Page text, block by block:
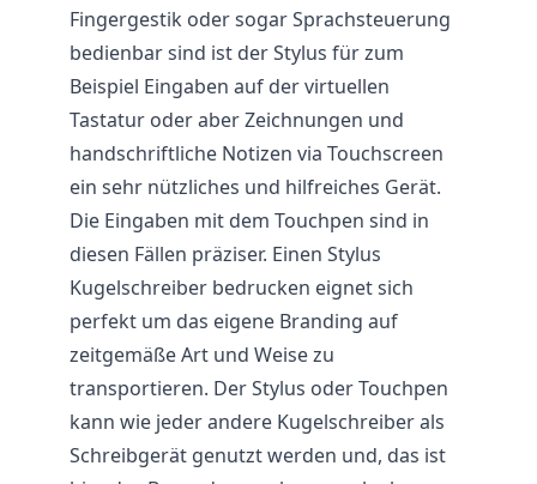
Fingergestik oder sogar Sprachsteuerung
bedienbar sind ist der Stylus für zum
Beispiel Eingaben auf der virtuellen
Tastatur oder aber Zeichnungen und
handschriftliche Notizen via Touchscreen
ein sehr nützliches und hilfreiches Gerät.
Die Eingaben mit dem Touchpen sind in
diesen Fällen präziser. Einen Stylus
Kugelschreiber bedrucken eignet sich
perfekt um das eigene Branding auf
zeitgemäße Art und Weise zu
transportieren. Der Stylus oder Touchpen
kann wie jeder andere Kugelschreiber als
Schreibgerät genutzt werden und, das ist